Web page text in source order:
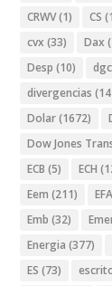
CRWV(1) CS
cvx (33) Dax
Desp (10)
divergencias
Dolar(1672)
Dow Jones
ECB (5) ECH
Eem (211) EFA
Emb (32)
Energia (377)
ES (73)